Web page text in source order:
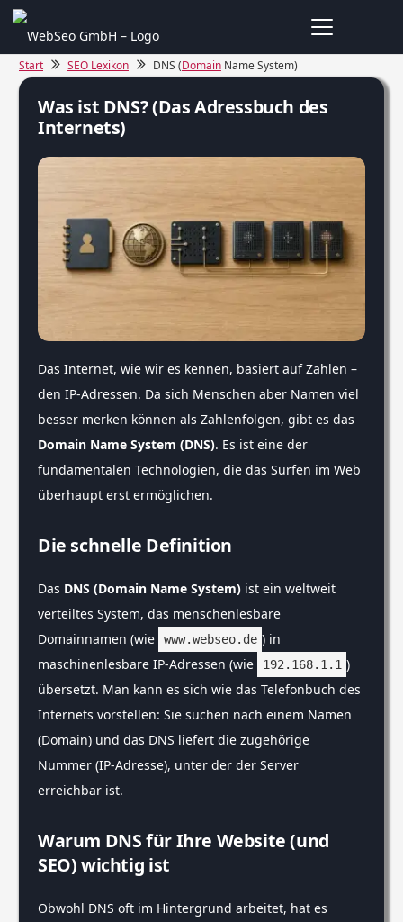
Start SEO Lexikon DNS (DomainName System)
Was ist DNS? (Das Adressbuch des
Internets)
Das Internet, wie wir es kennen, basiert auf Zahlen –
den IP-Adressen. Da sich Menschen aber Namen viel
besser merken können als Zahlenfolgen, gibt es das
Domain Name System (DNS). Es ist eine der
fundamentalen Technologien, die das Surfen im Web
überhaupt erst ermöglichen.
Die schnelle Definition
Das DNS (Domain Name System) ist ein weltweit
verteiltes System, das menschenlesbare
Domainnamen (wie
www.webseo.de ) in
maschinenlesbare IP-Adressen (wie
192.168.1.1 )
übersetzt. Man kann es sich wie das Telefonbuch des
Internets vorstellen: Sie suchen nach einem Namen
(Domain) und das DNS liefert die zugehörige
Nummer (IP-Adresse), unter der der Server
erreichbar ist.
Warum DNS für Ihre Website (und
SEO) wichtig ist
Obwohl DNS oft im Hintergrund arbeitet, hat es